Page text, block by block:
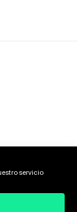
servicio